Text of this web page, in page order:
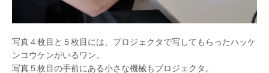
写真４枚目と５枚目には、プロジェクタで写してもらったハッケ
ンコウケンがいるワン。
写真５枚目の手前にある小さな機械もプロジェクタ。